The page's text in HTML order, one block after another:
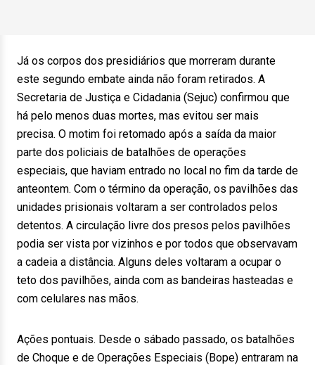
Já os corpos dos presidiários que morreram durante
este segundo embate ainda não foram retirados. A
Secretaria de Justiça e Cidadania (Sejuc) confirmou que
há pelo menos duas mortes, mas evitou ser mais
precisa. O motim foi retomado após a saída da maior
parte dos policiais de batalhões de operações
especiais, que haviam entrado no local no fim da tarde de
anteontem. Com o término da operação, os pavilhões das
unidades prisionais voltaram a ser controlados pelos
detentos. A circulação livre dos presos pelos pavilhões
podia ser vista por vizinhos e por todos que observavam
a cadeia a distância. Alguns deles voltaram a ocupar o
teto dos pavilhões, ainda com as bandeiras hasteadas e
com celulares nas mãos.
Ações pontuais. Desde o sábado passado, os batalhões
de Choque e de Operações Especiais (Bope) entraram na